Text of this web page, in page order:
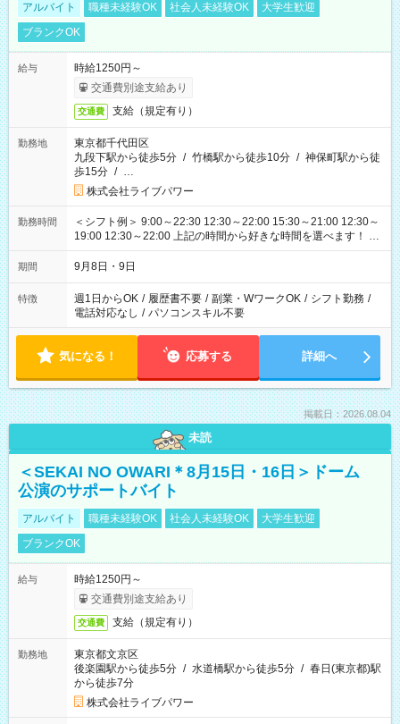
アルバイト 職種未経験OK 社会人未経験OK
大学生歓迎
ブランクOK
給与
時給1250円～
交通費別途支給あり
交通費 支給（規定有り）
勤務地
東京都千代田区
九段下駅から徒歩5分 / 竹橋駅から徒歩10分 / 神保町駅から徒
歩15分 / …
株式会社ライブパワー
勤務時間
＜シフト例＞ 9:00～22:30 12:30～22:00 15:30～21:00 12:30～
19:00 12:30～22:00 上記の時間から好きな時間を選べます！ ※
時間は変更となる可能性があります
期間 9月8日・9日
特徴 週1日からOK / 履歴書不要 / 副業・WワークOK / シフト勤務 /
電話対応なし / パソコンスキル不要
気になる！ 応募する 詳細へ
掲載日：2026.08.04
未読
＜SEKAI NO OWARI＊8月15日・16日＞ドーム
公演のサポートバイト
アルバイト 職種未経験OK 社会人未経験OK
大学生歓迎
ブランクOK
給与
時給1250円～
交通費別途支給あり
交通費 支給（規定有り）
勤務地
東京都文京区
後楽園駅から徒歩5分 / 水道橋駅から徒歩5分 / 春日(東京都)駅
から徒歩7分
株式会社ライブパワー